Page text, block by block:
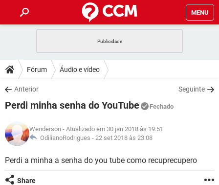
MENU
CELULAR
OUTLOOK
INSTAGRAM GMAIL
DICAS
JOGOS
INSTAGRAM GMAIL
GUIA DE COMPRAS
DOWNLOADS
JOGOS WHATSAPP
OUTLOOK EXCEL
INSTAGRAM GMAIL
JOGOS WHATSAPP
CELULAR
OUTLOOK EXCEL
INSTAGRAM
GLOSSÁRIO
JOGOS WHATSAPP
Fórum Áudio e vídeo
Anterior Seguinte
Perdi minha senha do YouTube Fechado
Wenderson - Atualizado em 30 jan 2018 às 19:51
OdilianoRodrigues - 22 set 2018 às 23:08
Perdi a minha a senha do you tube como recuprecupero
Share